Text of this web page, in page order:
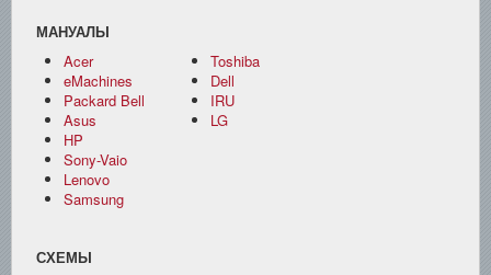
МАНУАЛЫ
Acer
eMachines
Packard Bell
Asus
HP
Sony-Vaio
Lenovo
Samsung
Toshiba
Dell
IRU
LG
СХЕМЫ